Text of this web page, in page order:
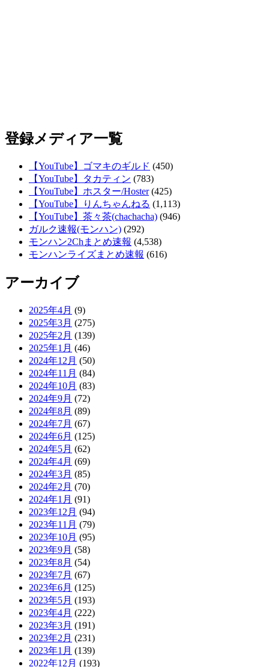
登録メディア一覧
【YouTube】ゴマキのギルド (450)
【YouTube】タカティン (783)
【YouTube】ホスター/Hoster(425)
【YouTube】りんちゃんねる (1,113)
【YouTube】茶々茶(chachacha) (946)
ガルク速報(モンハン) (292)
モンハン2Chまとめ速報 (4,538)
モンハンライズまとめ速報 (616)
アーカイブ
2025年4月 (9)
2025年3月 (275)
2025年2月 (139)
2025年1月 (46)
2024年12月 (50)
2024年11月 (84)
2024年10月 (83)
2024年9月 (72)
2024年8月 (89)
2024年7月 (67)
2024年6月 (125)
2024年5月 (62)
2024年4月 (69)
2024年3月 (85)
2024年2月 (70)
2024年1月 (91)
2023年12月 (94)
2023年11月 (79)
2023年10月 (95)
2023年9月 (58)
2023年8月 (54)
2023年7月 (67)
2023年6月 (125)
2023年5月 (193)
2023年4月 (222)
2023年3月 (191)
2023年2月 (231)
2023年1月 (139)
2022年12月 (193)